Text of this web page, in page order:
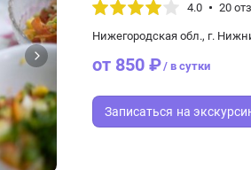
4.0 20
Нижегородская обл., г.
от 850 ₽/ в сутки
Записаться на